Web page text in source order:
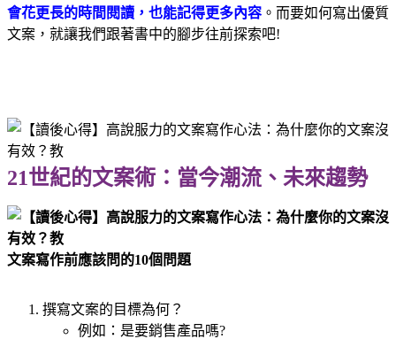
會花更長的時間閱讀，也能記得更多內容 。而要如何寫出優質
文案，就讓我們跟著書中的腳步往前探索吧!
21世紀的文案術：當今潮流、未來趨勢
文案寫作前應該問的10個問題
撰寫文案的目標為何？
例如：是要銷售產品嗎?